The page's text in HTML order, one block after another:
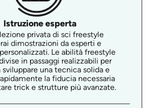
Istruzione esperta
privata di sci freestyle
dimostrazioni da esperti e
Le abilità freestyle
in passaggi realizzabili per
sviluppare una tecnica solida e
la fiducia necessaria
trick e strutture più avanzate.